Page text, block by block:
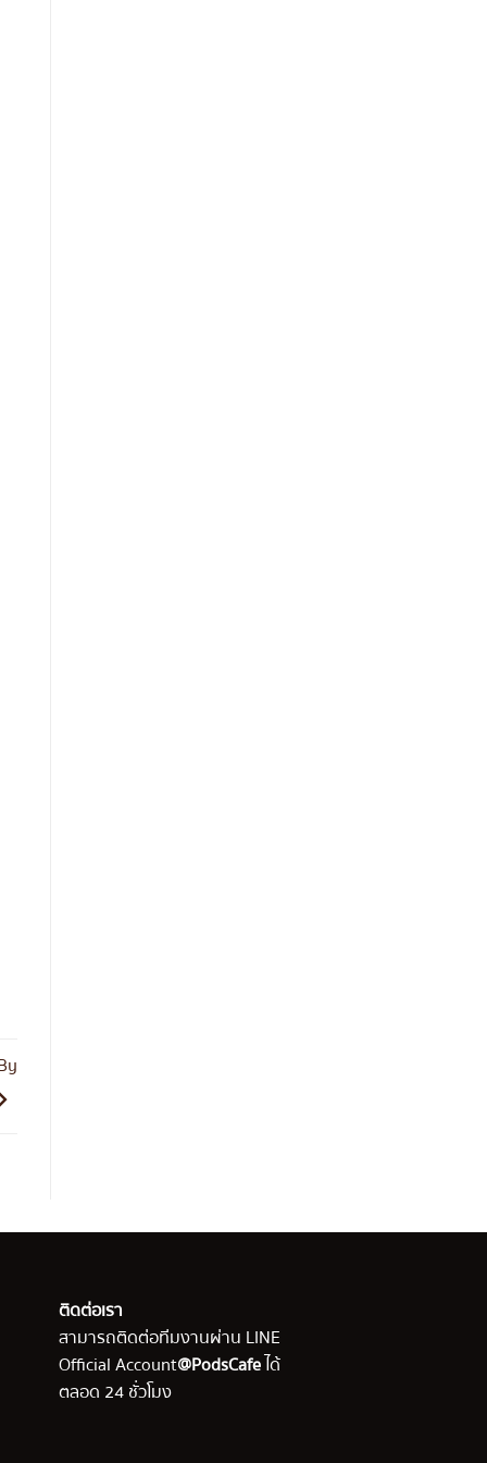
ติดต่อเรา
สามารถติดต่อทีมงานผ่าน LINE
Official Account@PodsCafeได้
ตลอด 24 ชั่วโมง